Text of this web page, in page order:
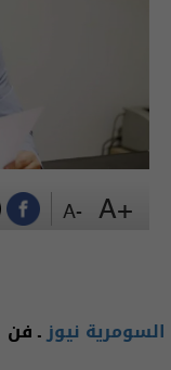
السومرية نيوزـ فن
+A
-A